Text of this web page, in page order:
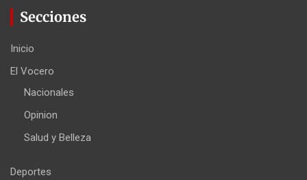
Secciones
Inicio
El Vocero
Nacionales
Opinion
Salud y Belleza
Deportes